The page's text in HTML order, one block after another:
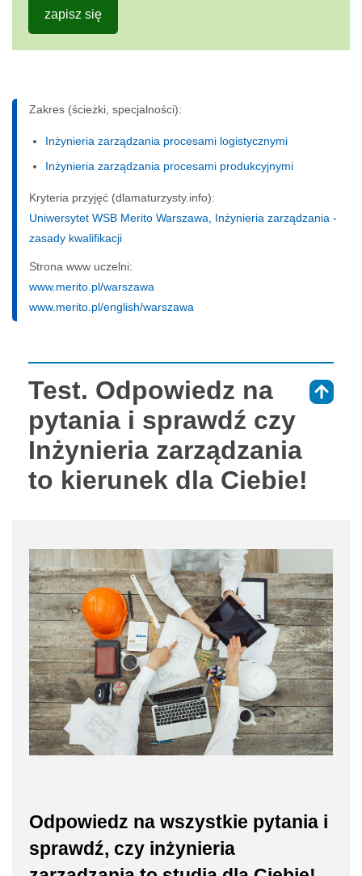
zapisz się
Zakres (ścieżki, specjalności):
Inżynieria zarządzania procesami logistycznymi
Inżynieria zarządzania procesami produkcyjnymi
Kryteria przyjęć (dlamaturzysty.info):
Uniwersytet WSB Merito Warszawa, Inżynieria zarządzania -
zasady kwalifikacji
Strona www uczelni:
www.merito.pl/warszawa
www.merito.pl/english/warszawa
Test. Odpowiedz na
pytania i sprawdź czy
Inżynieria zarządzania
to kierunek dla Ciebie!
Odpowiedz na wszystkie pytania i
sprawdź, czy inżynieria